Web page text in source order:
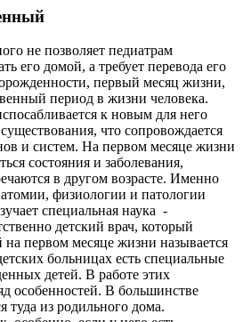
не позволяет педиатрам
его домой, а требует перевода его
первый месяц жизни,
период в жизни человека.
к новым для него
что сопровождается
и систем. На первом месяце жизни
состояния и заболевания,
в другом возрасте. Именно
физиологии и патологии
специальная наука -
детский врач, который
на первом месяце жизни называется
больницах есть специальные
детей. В работе этих
особенностей. В большинстве
туда из родильного дома.